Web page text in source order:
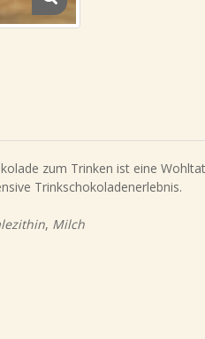
zum Trinken ist eine
Trinkschokoladenerlebnis.
, Milch